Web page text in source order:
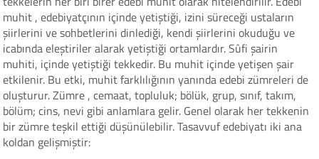
muhit , edebiyatçının içinde yetiştiği, izini süreceği ustaların
şiirlerini ve sohbetlerini dinlediği, kendi şiirlerini okuduğu ve
icabında eleştiriler alarak yetiştiği ortamlardır. Sûfi şairin
muhiti, içinde yetiştiği tekkedir. Bu muhit içinde yetişen şair
etkilenir. Bu etki, muhit farklılığının yanında edebi zümreleri de
oluşturur. Zümre , cemaat, topluluk; bölük, grup, sınıf, takım,
bölüm; cins, nevi gibi anlamlara gelir. Genel olarak her tekkenin
bir zümre teşkil ettiği düşünülebilir. Tasavvuf edebiyatı iki ana
koldan gelişmiştir: